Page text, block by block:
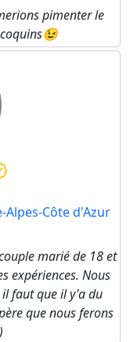
pimenter le
coquins😉
Alpes-Côte d'Azur
marié de 18 et
expériences. Nous
faut que il y'a du
que nous ferons